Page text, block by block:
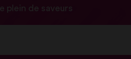
plein de saveurs